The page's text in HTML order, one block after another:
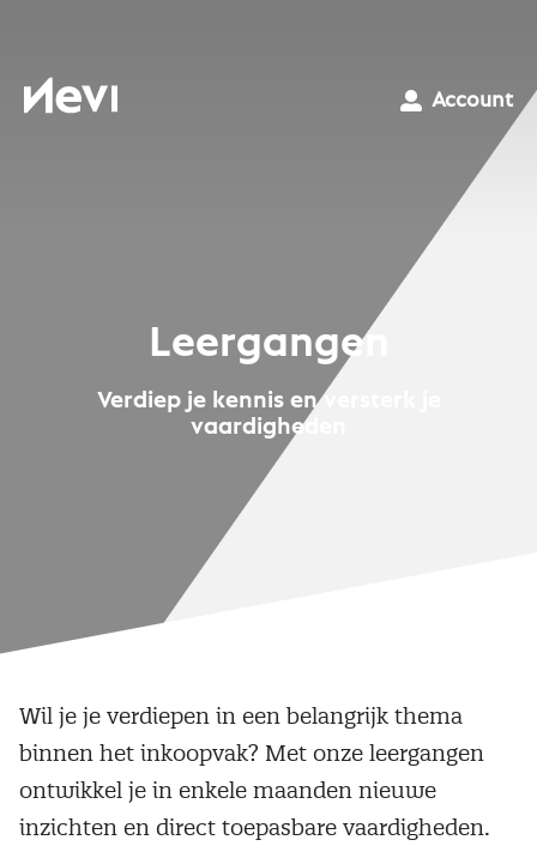
Nevi
Account
Leergangen
Verdiep je kennis en versterk je
vaardigheden
Wil je je verdiepen in een belangrijk thema
binnen het inkoopvak? Met onze leergangen
ontwikkel je in enkele maanden nieuwe
inzichten en direct toepasbare vaardigheden.